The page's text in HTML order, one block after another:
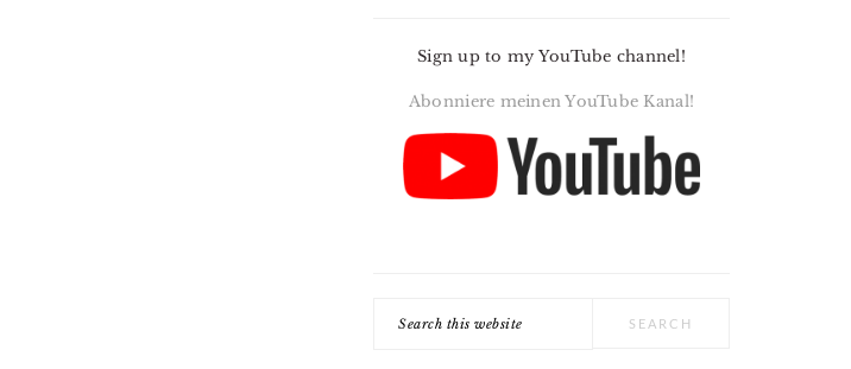
Sign up to my YouTube channel!
Abonniere meinen YouTube Kanal!